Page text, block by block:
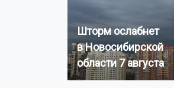
Шторм ослабнет
в Новосибирской
области 7 августа